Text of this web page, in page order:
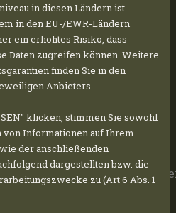
Europe gehostet.
GmbH,
Köln (nachfolgend Host
Website besuchen,
Logfiles
der
von Host Europe:
AGB/
Europe erfolgt auf
in diesen Ländern ist
in den EU-/EWR-Ländern
ein erhöhtes Risiko, dass
Daten zugreifen können. Weitere
finden Sie in den
Anbieters.
klicken, stimmen Sie sowohl
von Informationen auf Ihrem
der anschließenden
dargestellten bzw. die
zu (Art 6 Abs. 1